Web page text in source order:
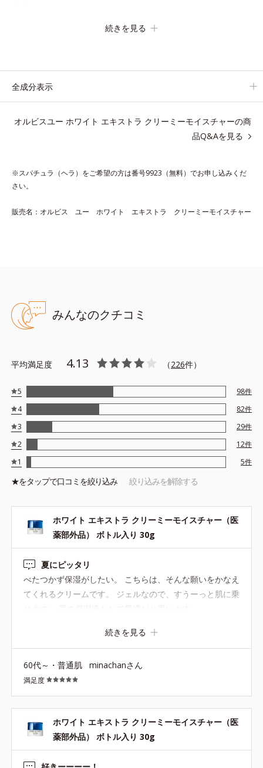
ラニンが蓄積しがちな年齢肌の“メラニンメタボ(*2)”にアプロー
*2 メラニンが過剰に生成する状態
*4 コラーゲン・トリペプチド Ｆ
ラ クリーミーモイスチャー 30g（医薬部外品）
配合。夜のお手入れの際にいつもの保湿液の代わりにおきかえる
だけで、ワンランク上のあか抜け肌をめざします。
※夜のスキンケアの際に、保湿液の代わりにご使用ください。
●無油分、無香料、無着色 ●トラネキサム酸配合＝薬用美白成分
ン*2)配合＝肌にうるおいを与え、ふっくら整える保湿成分
●W.H.(Water Hybrid)アミノシールド*3配合＝肌をすこやかに整え
●ベニバナエキス配合＝ツヤやかな肌に導く保湿成分
●クリーミーマスク処方＝うるおいを閉じ込め、乾燥ダメージから保
護する処方
ン
続きを見る
全成分表示
オルビスユー ホワイト エキストラ クリーミーモイスチャーの商
品Q&Aを見る
※スパチュラ（ヘラ）をご希望の方は番号9923（無料）でお申し込みくだ
さい。
販売名：オルビス ユー ホワイト エキストラ クリーミーモイスチャー
みんなのクチコミ
平均満足度 4.13 （226件）
5 98件
4
82件
3
29件
2
12件
1
5件
★をタップで口コミを絞り込み 絞り込みを解除する
ホワイト エキストラ クリーミーモイスチャー（医
薬部外品） ボトル入り 30g
夏にピッタリ
べたつかず保湿がしたい。 こちらは、そんな願いをかなえ
てくれるクリームです。 ジェルなので、すうーっと肌に乗
ります。 夏の保湿液として最適だと思います。
続きを見る
60代～・普通肌 minachanさん
満足度
ホワイト エキストラ クリーミーモイスチャー（医
薬部外品） ボトル入り 30g